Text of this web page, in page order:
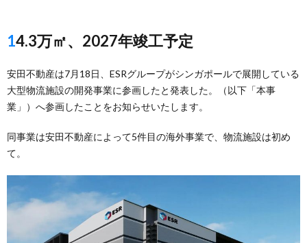
14.3万㎡、2027年竣工予定
安田不動産は7月18日、ESRグループがシンガポールで展開している
大型物流施設の開発事業に参画したと発表した。（以下「本事
業」）へ参画したことをお知らせいたします。
同事業は安田不動産によって5件目の海外事業で、物流施設は初め
て。